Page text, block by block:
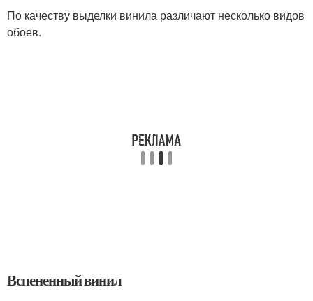
По качеству выделки винила различают несколько видов
обоев.
Вспененный винил